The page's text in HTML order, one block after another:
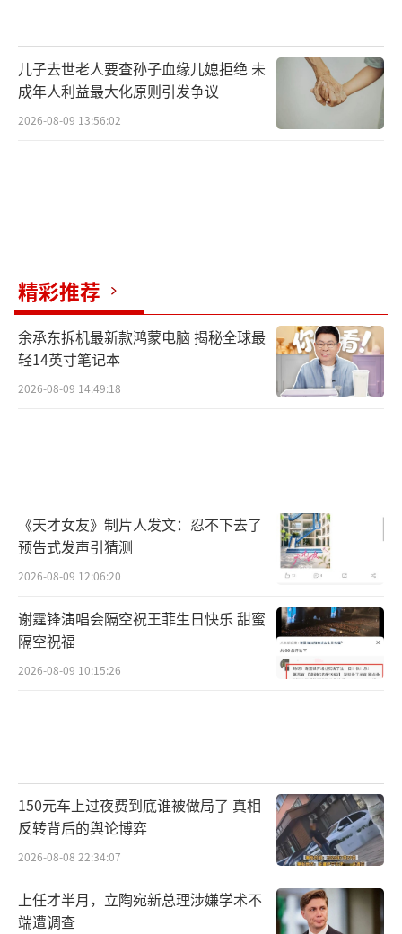
儿子去世老人要查孙子血缘儿媳拒绝 未
成年人利益最大化原则引发争议
2026-08-09 13:56:02
精彩推荐
余承东拆机最新款鸿蒙电脑 揭秘全球最
轻14英寸笔记本
2026-08-09 14:49:18
《天才女友》制片人发文：忍不下去了
预告式发声引猜测
2026-08-09 12:06:20
谢霆锋演唱会隔空祝王菲生日快乐 甜蜜
隔空祝福
2026-08-09 10:15:26
150元车上过夜费到底谁被做局了 真相
反转背后的舆论博弈
2026-08-08 22:34:07
上任才半月，立陶宛新总理涉嫌学术不
端遭调查